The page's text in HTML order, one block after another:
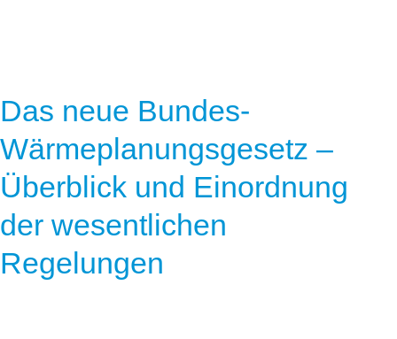
Das neue Bundes-
Wärmeplanungsgesetz –
Überblick und Einordnung
der wesentlichen
Regelungen